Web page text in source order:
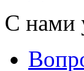
С нами